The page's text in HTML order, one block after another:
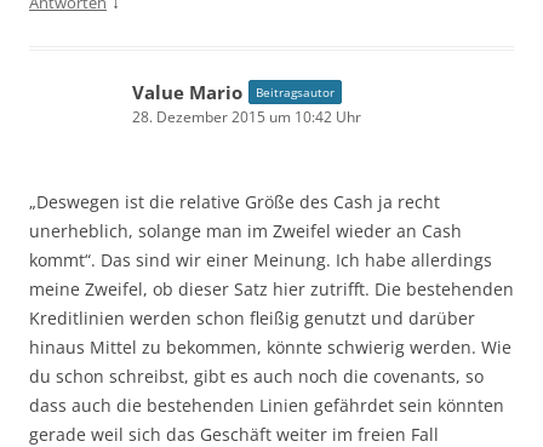
Value Mario Beitragsautor
28. Dezember 2015 um 10:42 Uhr
„Deswegen ist die relative Größe des Cash ja recht
unerheblich, solange man im Zweifel wieder an Cash
kommt“. Das sind wir einer Meinung. Ich habe allerdings
meine Zweifel, ob dieser Satz hier zutrifft. Die bestehenden
Kreditlinien werden schon fleißig genutzt und darüber
hinaus Mittel zu bekommen, könnte schwierig werden. Wie
du schon schreibst, gibt es auch noch die covenants, so
dass auch die bestehenden Linien gefährdet sein könnten
gerade weil sich das Geschäft weiter im freien Fall